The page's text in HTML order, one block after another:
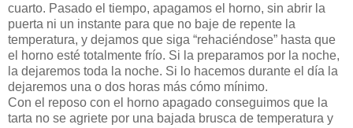
cuarto. Pasado el tiempo, apagamos el horno, sin abrir la
puerta ni un instante para que no baje de repente la
temperatura, y dejamos que siga “rehaciéndose” hasta que
el horno esté totalmente frío. Si la preparamos por la noche,
la dejaremos toda la noche. Si lo hacemos durante el día la
dejaremos una o dos horas más cómo mínimo.
Con el reposo con el horno apagado conseguimos que la
tarta no se agriete por una bajada brusca de temperatura y